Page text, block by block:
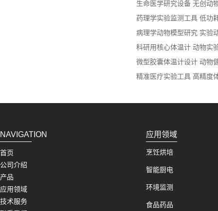
生命医学研究设备 无创动
药理学实验监测工具 低功
病理学动物模型研究 实验
科研用核心体温计 动物实
微型胶囊体温计设计 动物
精准医疗实验工具 高精度
NAVIGATION
首页
公司介绍
产品
应用领域
技术服务
应用领域
烹饪烘培
智能厨电
环境监测
食品药品